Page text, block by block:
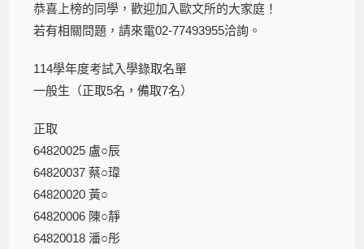
恭喜上榜的同學，歡迎加入歐文所的大家庭！
若有相關問題，請來電02-77493955洽詢。
114學年度考試入學錄取名單
一般生（正取5名，備取7名）
正取
64820025 盧○辰
64820037 蔡○瑋
64820020 黃○
64820006 陳○靜
64820018 潘○彤